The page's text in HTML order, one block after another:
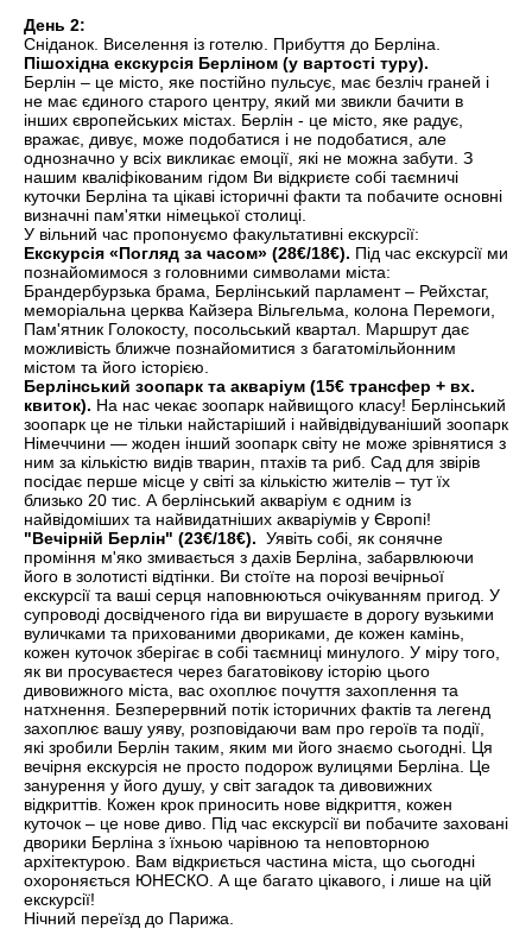
День 2:
Сніданок. Виселення із готелю. Прибуття до Берліна.
Пішохідна екскурсія Берліном (у вартості туру).
Берлін – це місто, яке постійно пульсує, має безліч граней і
не має єдиного старого центру, який ми звикли бачити в
інших європейських містах. Берлін - це місто, яке радує,
вражає, дивує, може подобатися і не подобатися, але
однозначно у всіх викликає емоції, які не можна забути. З
нашим кваліфікованим гідом Ви відкриєте собі таємничі
куточки Берліна та цікаві історичні факти та побачите основні
визначні пам'ятки німецької столиці.
У вільний час пропонуємо факультативні екскурсії:
Екскурсія «Погляд за часом» (28€/18€). Під час екскурсії ми
познайомимося з головними символами міста:
Брандербурзька брама, Берлінський парламент – Рейхстаг,
меморіальна церква Кайзера Вільгельма, колона Перемоги,
Пам'ятник Голокосту, посольський квартал. Маршрут дає
можливість ближче познайомитися з багатомільйонним
містом та його історією.
Берлінський зоопарк та акваріум (15€ трансфер + вх.
квиток). На нас чекає зоопарк найвищого класу! Берлінський
зоопарк це не тільки найстаріший і найвідвідуваніший зоопарк
Німеччини — жоден інший зоопарк світу не може зрівнятися з
ним за кількістю видів тварин, птахів та риб. Сад для звірів
посідає перше місце у світі за кількістю жителів – тут їх
близько 20 тис. А берлінський акваріум є одним із
найвідоміших та найвидатніших акваріумів у Європі!
"Вечірній Берлін" (23€/18€). Уявіть собі, як сонячне
проміння м'яко змивається з дахів Берліна, забарвлюючи
його в золотисті відтінки. Ви стоїте на порозі вечірньої
екскурсії та ваші серця наповнюються очікуванням пригод. У
супроводі досвідченого гіда ви вирушаєте в дорогу вузькими
вуличками та прихованими двориками, де кожен камінь,
кожен куточок зберігає в собі таємниці минулого. У міру того,
як ви просуваєтеся через багатовікову історію цього
дивовижного міста, вас охоплює почуття захоплення та
натхнення. Безперервний потік історичних фактів та легенд
захоплює вашу уяву, розповідаючи вам про героїв та події,
які зробили Берлін таким, яким ми його знаємо сьогодні. Ця
вечірня екскурсія не просто подорож вулицями Берліна. Це
занурення у його душу, у світ загадок та дивовижних
відкриттів. Кожен крок приносить нове відкриття, кожен
куточок – це нове диво. Під час екскурсії ви побачите заховані
дворики Берліна з їхньою чарівною та неповторною
архітектурою. Вам відкриється частина міста, що сьогодні
охороняється ЮНЕСКО. А ще багато цікавого, і лише на цій
екскурсії!
Нічний переїзд до Парижа.